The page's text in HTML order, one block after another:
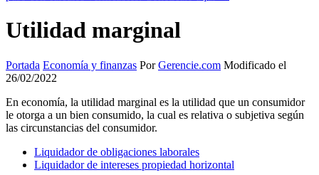
Utilidad marginal
Portada Economía y finanzas PorGerencie.com Modificado el
26/02/2022
En economía, la utilidad marginal es la utilidad que un consumidor
le otorga a un bien consumido, la cual es relativa o subjetiva según
las circunstancias del consumidor.
Liquidador de obligaciones laborales
Liquidador de intereses propiedad horizontal